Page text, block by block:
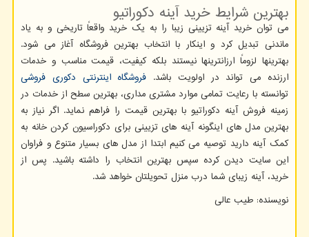
بهترین شرایط خرید آینه دکوراتیو
می توان خرید آینه تزیینی زیبا را به یک خرید واقعاً تاریخی و به یاد
ماندنی تبدیل کرد و اینکار با انتخاب بهترین فروشگاه آغاز می شود.
بهترینها لزوماً ارزانترینها نیستند بلکه کیفیت، قیمت مناسب و خدمات
ارزنده می تواند در اولویت باشد. فروشگاه اینترنتی دکوری فروشی
توانسته با رعایت تمامی موارد مشتری مداری، بهترین سطح از خدمات در
زمینه فروش آینه دکوراتیو با بهترین قیمت را فراهم نماید. اگر نیاز به
بهترین مدل های اینگونه آینه های تزیینی برای دکوراسیون کردن خانه به
کمک آینه دارید توصیه می کنیم ابتدا از مدل های بسیار متنوع و فراوان
این سایت دیدن کرده سپس بهترین انتخاب را داشته باشید. پس از
خرید، آینه زیبای شما درب منزل تحویلتان خواهد شد.
نویسنده: طیب عالی